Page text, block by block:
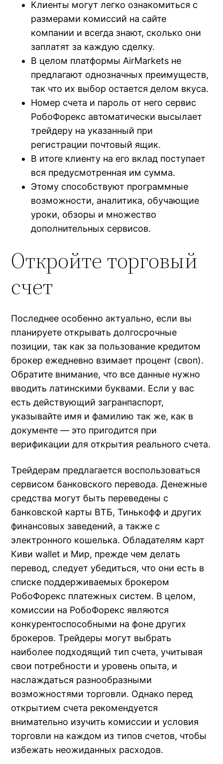
Клиенты могут легко ознакомиться с
размерами комиссий на сайте
компании и всегда знают, сколько они
заплатят за каждую сделку.
В целом платформы AirMarkets не
предлагают однозначных преимуществ,
так что их выбор остается делом вкуса.
Номер счета и пароль от него сервис
РобоФорекс автоматически высылает
трейдеру на указанный при
регистрации почтовый ящик.
В итоге клиенту на его вклад поступает
вся предусмотренная им сумма.
Этому способствуют программные
возможности, аналитика, обучающие
уроки, обзоры и множество
дополнительных сервисов.
Откройте торговый
счет
Последнее особенно актуально, если вы
планируете открывать долгосрочные
позиции, так как за пользование кредитом
брокер ежедневно взимает процент (своп).
Обратите внимание, что все данные нужно
вводить латинскими буквами. Если у вас
есть действующий загранпаспорт,
указывайте имя и фамилию так же, как в
документе — это пригодится при
верификации для открытия реального счета.
Трейдерам предлагается воспользоваться
сервисом банковского перевода. Денежные
средства могут быть переведены с
банковской карты ВТБ, Тинькофф и других
финансовых заведений, а также с
электронного кошелька. Обладателям карт
Киви wallet и Мир, прежде чем делать
перевод, следует убедиться, что они есть в
списке поддерживаемых брокером
РобоФорекс платежных систем. В целом,
комиссии на РобоФорекс являются
конкурентоспособными на фоне других
брокеров. Трейдеры могут выбрать
наиболее подходящий тип счета, учитывая
свои потребности и уровень опыта, и
наслаждаться разнообразными
возможностями торговли. Однако перед
открытием счета рекомендуется
внимательно изучить комиссии и условия
торговли на каждом из типов счетов, чтобы
избежать неожиданных расходов.